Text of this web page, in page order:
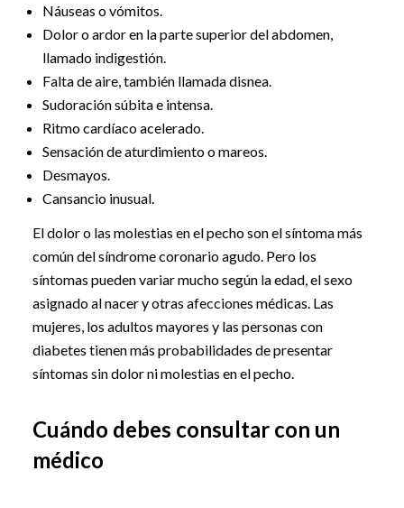
Náuseas o vómitos.
Dolor o ardor en la parte superior del abdomen,
llamado indigestión.
Falta de aire, también llamada disnea.
Sudoración súbita e intensa.
Ritmo cardíaco acelerado.
Sensación de aturdimiento o mareos.
Desmayos.
Cansancio inusual.
El dolor o las molestias en el pecho son el síntoma más
común del síndrome coronario agudo. Pero los
síntomas pueden variar mucho según la edad, el sexo
asignado al nacer y otras afecciones médicas. Las
mujeres, los adultos mayores y las personas con
diabetes tienen más probabilidades de presentar
síntomas sin dolor ni molestias en el pecho.
Cuándo debes consultar con un
médico